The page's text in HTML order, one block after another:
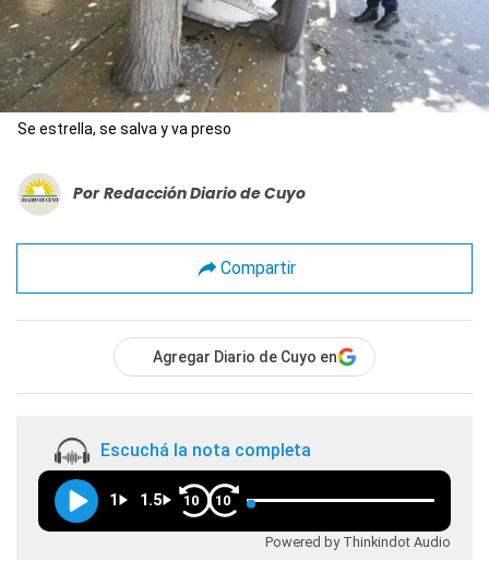
Se estrella, se salva y va preso
Por Redacción Diario de Cuyo
Compartir
Agregar Diario de Cuyo en
Escuchá la nota completa
1 1.5 10 10
Powered by Thinkindot Audio